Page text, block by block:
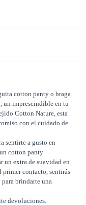
cotton panty o braga
un imprescindible en tu
Cotton Nature, esta
con el cuidado de
sentirte a gusto en
cotton panty
un extra de suavidad en
primer contacto, sentirás
brindarte una
devoluciones.